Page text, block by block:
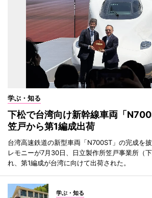
学ぶ・知る
下松で台湾向け新幹線車両「
笠戸から第1編成出荷
台湾高速鉄道の新型車両「N700ST」の完成を
レモニーが7月30日、日立製作所笠戸事業所（
れ、第1編成が台湾に向けて出荷された。
学ぶ・知る